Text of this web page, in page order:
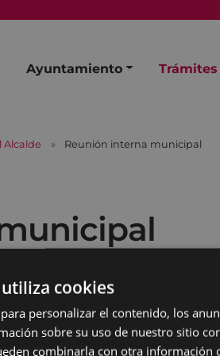
Ayuntamiento
Alcalde Reunión interna municipal
cookies
personalizar el contenido, los
sobre su uso de nuestro sitio
combinarla con otra información